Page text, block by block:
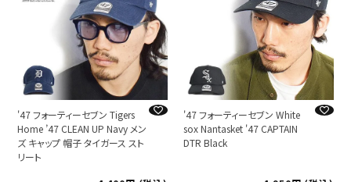
'47 フォーティーセブン Tigers
Home ’47 CLEAN UP Navy メン
ズ キャップ 帽子 タイガース スト
リート
'47 フォーティーセブン White
sox Nantasket '47 CAPTAIN
DTR Black